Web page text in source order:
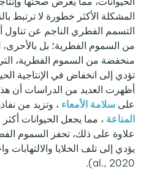
المشكلة الأكثر خطورة لا ترتبط
التسمم الفطري الناجم عن
من السموم الفطرية؛ بل
منخفضة من السموم الفطرية،
أظهرت العديد من الدراسات أن
على سلامة الأمعاء ، وتزيد من
المناعة ، مما يجعل الحيوانات
علاوة على ذلك، تحفز السموم
al., 2020).